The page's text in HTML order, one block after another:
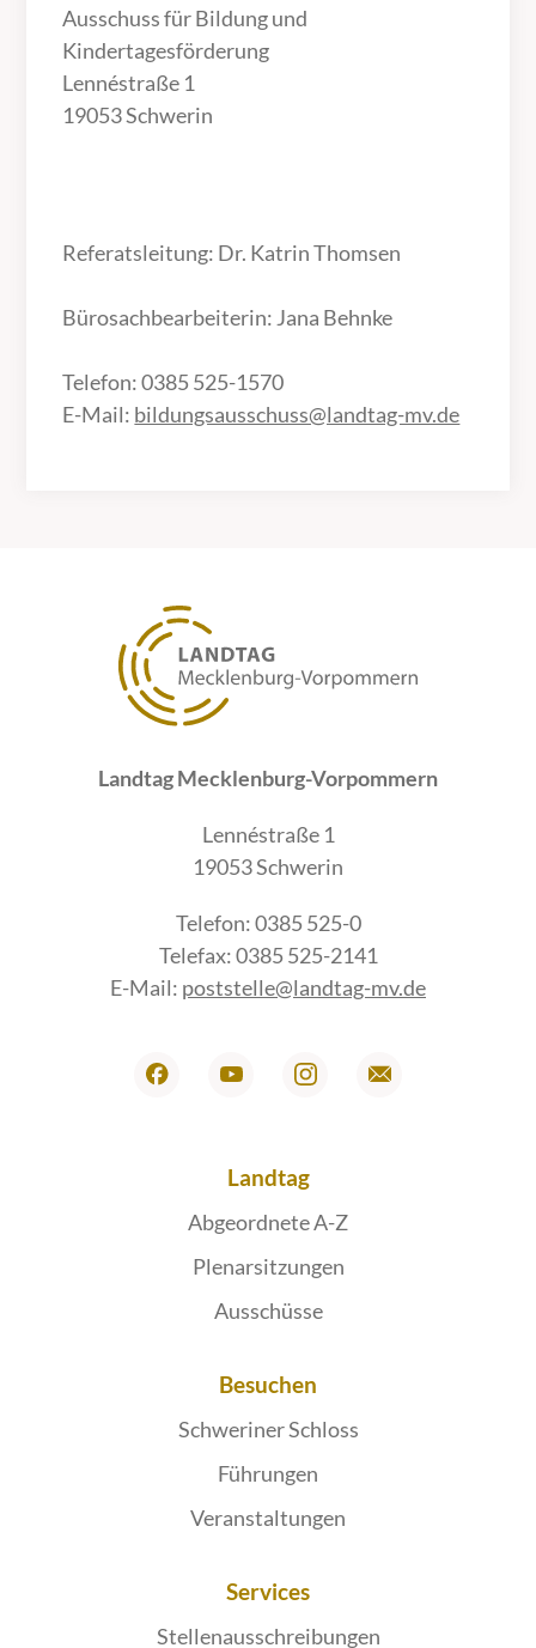
Ausschuss für Bildung und
Kindertagesförderung
Lennéstraße 1
19053 Schwerin
Referatsleitung: Dr. Katrin Thomsen
Bürosachbearbeiterin: Jana Behnke
Telefon: 0385 525-1570
E-Mail: bildungsausschuss@landtag-mv.de
Landtag Mecklenburg-Vorpommern
Lennéstraße 1
19053 Schwerin
Telefon: 0385 525-0
Telefax: 0385 525-2141
E-Mail: poststelle@landtag-mv.de
Landtag
Abgeordnete A-Z
Plenarsitzungen
Ausschüsse
Besuchen
Schweriner Schloss
Führungen
Veranstaltungen
Services
Stellenausschreibungen